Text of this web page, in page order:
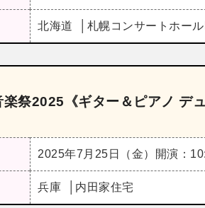
北海道 札幌コンサートホー
祭2025《ギター＆ピアノ デュ
2025年7月25日（金） 開演：
兵庫 内田家住宅